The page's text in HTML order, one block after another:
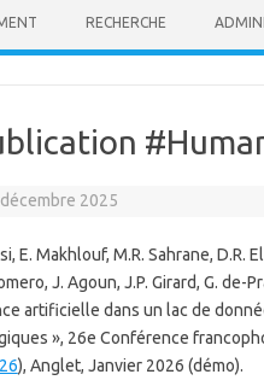
RECHERCHE
2025
E. Makhlouf, M.R. Sahrane,
J. Agoun, J.P. Girard, G. de-
artificielle dans un lac de
», 26e Conférence
), Anglet, Janvier 2026 (démo).